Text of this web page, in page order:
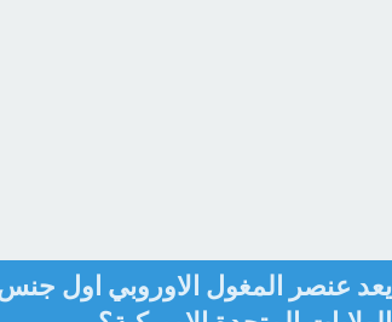
يعد عنصر المغول الاوروبي اول